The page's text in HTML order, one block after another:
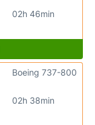
02h 46min
02h 38min
Boeing 737-800